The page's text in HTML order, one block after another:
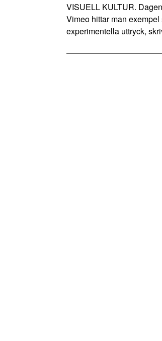
VISUELL KULTUR.
Vimeo hittar man
experimentella uttryck,